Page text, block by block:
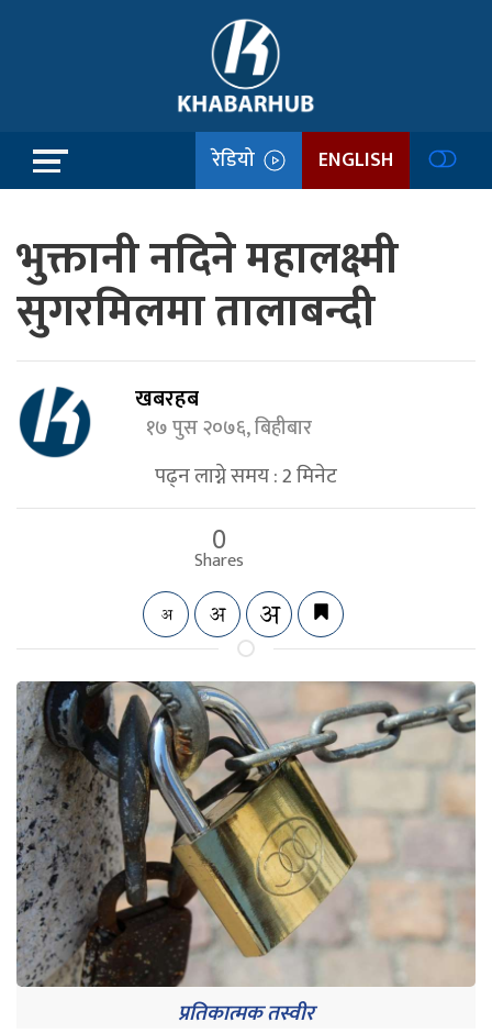
रेडियो ENGLISH
भुक्तानी नदिने महालक्ष्मी
सुगरमिलमा तालाबन्दी
खबरहब
१७ पुस २०७६, बिहीबार
पढ्न लाग्ने समय :2मिनेट
0
Shares
प्रतिकात्मक तस्वीर